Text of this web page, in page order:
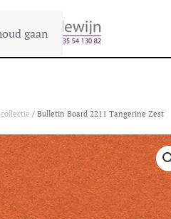
gaan
/ Bulletin Board 2211 Tangerine Zest